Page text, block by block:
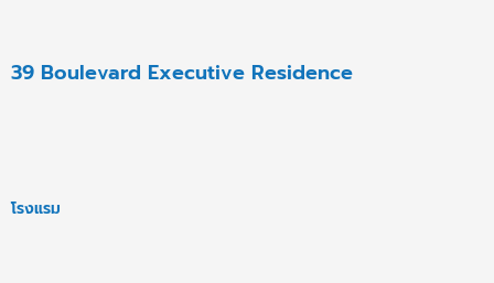
39 Boulevard Executive Residence
โรงแรม